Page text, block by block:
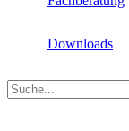
Downloads